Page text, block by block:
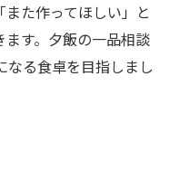
た作ってほしい」と
す。夕飯の一品相談
る食卓を目指しまし